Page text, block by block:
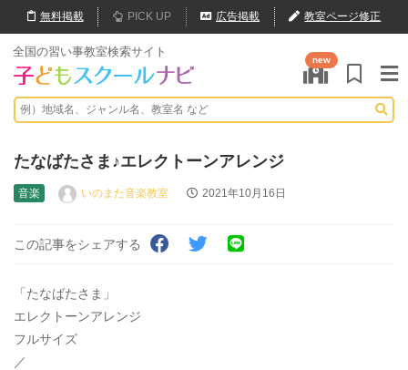
無料掲載 PICK UP 広告掲載 教室ページ修正
全国の習い事教室検索サイト
new
たなばたさま♪エレクトーンアレンジ
音楽 いのまた音楽教室 2021年10月16日
この記事をシェアする
「たなばたさま」
エレクトーンアレンジ
フルサイズ
／